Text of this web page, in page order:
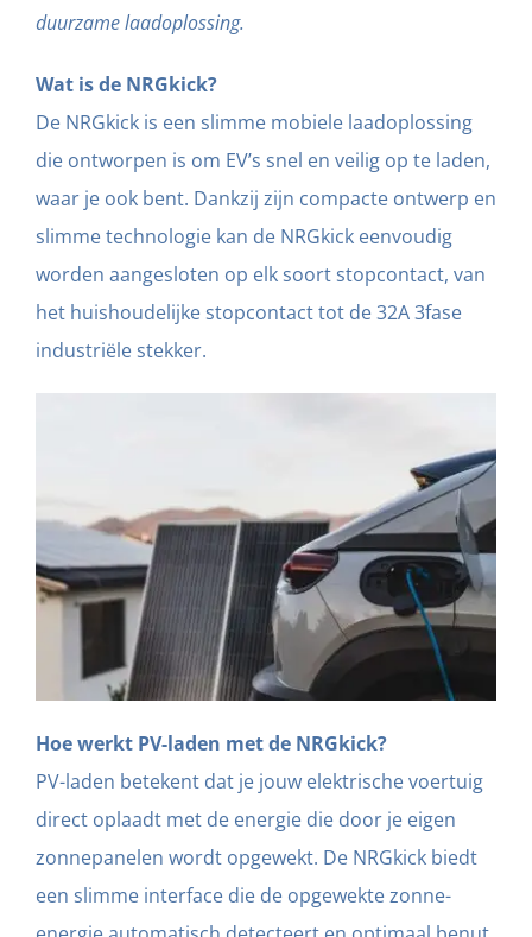
duurzame laadoplossing.
Wat is de NRGkick?
De NRGkick is een slimme mobiele laadoplossing
die ontworpen is om EV’s snel en veilig op te laden,
waar je ook bent. Dankzij zijn compacte ontwerp en
slimme technologie kan de NRGkick eenvoudig
worden aangesloten op elk soort stopcontact, van
het huishoudelijke stopcontact tot de 32A 3fase
industriële stekker.
Hoe werkt PV-laden met de NRGkick?
PV-laden betekent dat je jouw elektrische voertuig
direct oplaadt met de energie die door je eigen
zonnepanelen wordt opgewekt. De NRGkick biedt
een slimme interface die de opgewekte zonne-